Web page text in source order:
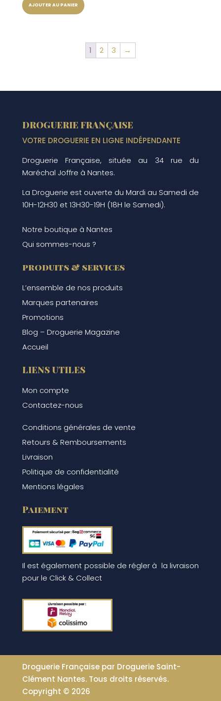
AJOUTER AU PANIER
1 2 3 →
DROGUERIE FRANÇAISE
VOTRE DROGUERIE EN LIGNE INDÉPENDANTE
Droguerie Française, située au 34 rue du
Maréchal Joffre à Nantes.
La Droguerie est ouverte du Mardi au Samedi de
10H-12H30 et 13H30-19H (18H le Samedi).
Notre boutique à Nantes
Qui sommes-nous ?
produits & services
L’ensemble de nos produits
Marques partenaires
Promotions
Blog – Droguerie Magazine
Accueil
LIENS UTILES
Mon compte
Contactez-nous
Conditions générales de vente
Retours & Remboursements
Livraison
Politique de confidentialité
Mentions légales
Paiement
Il est également possible de régler à la livraison
pour le Click & Collect
Droguerie Française par Droguerie Saint-
Clément Nantes. Tous droits réservés.
Copyright © 2026